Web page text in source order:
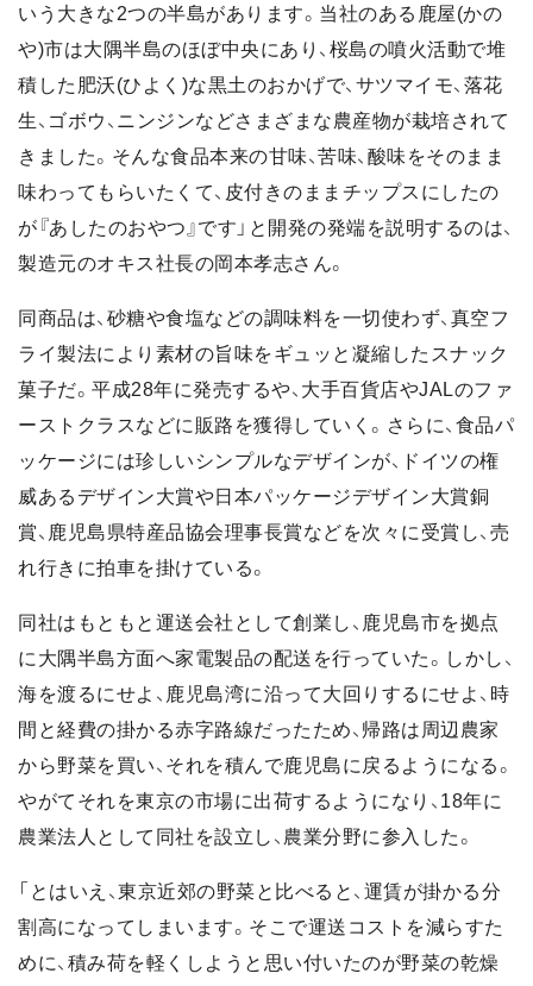
いう大きな2つの半島があります。当社のある鹿屋(かの
や)市は大隅半島のほぼ中央にあり、桜島の噴火活動で堆
積した肥沃(ひよく)な黒土のおかげで、サツマイモ、落花
生、ゴボウ、ニンジンなどさまざまな農産物が栽培されて
きました。そんな食品本来の甘味、苦味、酸味をそのまま
味わってもらいたくて、皮付きのままチップスにしたの
が『あしたのおやつ』です」と開発の発端を説明するのは、
製造元のオキス社長の岡本孝志さん。
同商品は、砂糖や食塩などの調味料を一切使わず、真空フ
ライ製法により素材の旨味をギュッと凝縮したスナック
菓子だ。平成28年に発売するや、大手百貨店やJALのファ
ーストクラスなどに販路を獲得していく。さらに、食品パ
ッケージには珍しいシンプルなデザインが、ドイツの権
威あるデザイン大賞や日本パッケージデザイン大賞銅
賞、鹿児島県特産品協会理事長賞などを次々に受賞し、売
れ行きに拍車を掛けている。
同社はもともと運送会社として創業し、鹿児島市を拠点
に大隅半島方面へ家電製品の配送を行っていた。しかし、
海を渡るにせよ、鹿児島湾に沿って大回りするにせよ、時
間と経費の掛かる赤字路線だったため、帰路は周辺農家
から野菜を買い、それを積んで鹿児島に戻るようになる。
やがてそれを東京の市場に出荷するようになり、18年に
農業法人として同社を設立し、農業分野に参入した。
「とはいえ、東京近郊の野菜と比べると、運賃が掛かる分
割高になってしまいます。そこで運送コストを減らすた
めに、積み荷を軽くしようと思い付いたのが野菜の乾燥